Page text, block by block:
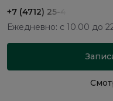
+7 (4712) 25-48-61
Ежедневно: с 10.00 до